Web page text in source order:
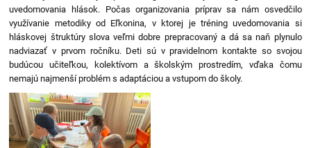
uvedomovania hlások. Počas organizovania príprav sa nám osvedčilo
využívanie metodiky od Eľkonina, v ktorej je tréning uvedomovania si
hláskovej štruktúry slova veľmi dobre prepracovaný a dá sa naň plynulo
nadviazať v prvom ročníku. Deti sú v pravidelnom kontakte so svojou
budúcou učiteľkou, kolektívom a školským prostredím, vďaka čomu
nemajú najmenší problém s adaptáciou a vstupom do školy.